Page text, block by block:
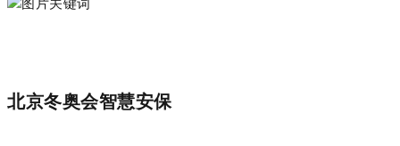
北京冬奥会智慧安保